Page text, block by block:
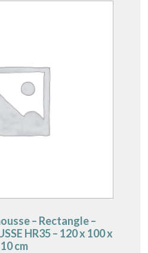
– Rectangle –
HR35 – 120 x 100 x
10 cm